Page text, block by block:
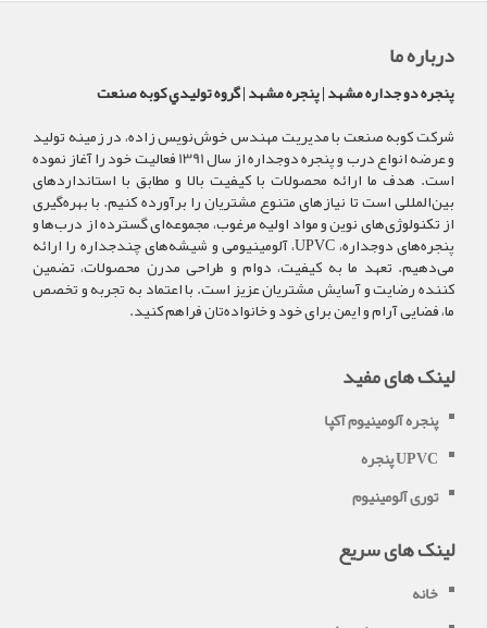
درباره ما
پنجره دو جداره مشهد | پنجره مشهد | گروه توليدي کوبه صنعت
شرکت کوبه صنعت با مدیریت مهندس خوش‌نویس زاده، در زمینه تولید
و عرضه انواع درب و پنجره دوجداره از سال 1391 فعالیت خود را آغاز نموده
است. هدف ما ارائه محصولات با کیفیت بالا و مطابق با استانداردهای
بین‌المللی است تا نیازهای متنوع مشتریان را برآورده کنیم. با بهره‌گیری
از تکنولوژی‌های نوین و مواد اولیه مرغوب، مجموعه‌ای گسترده از درب‌ها و
پنجره‌های دوجداره، UPVC، آلومینیومی و شیشه‌های چندجداره را ارائه
می‌دهیم. تعهد ما به کیفیت، دوام و طراحی مدرن محصولات، تضمین
کننده رضایت و آسایش مشتریان عزیز است. با اعتماد به تجربه و تخصص
ما، فضایی آرام و ایمن برای خود و خانواده‌تان فراهم کنید.
لینک های مفید
پنجره آلومینیوم آکپا
پنجره UPVC
توری آلومینیوم
لینک های سریع
خانه